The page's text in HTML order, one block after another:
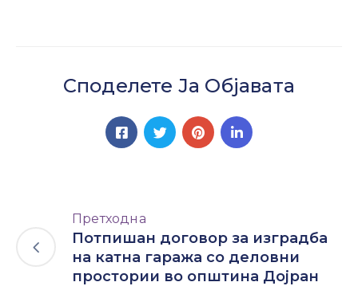
Споделете Ја Објавата
Претходна
Потпишан договор за изградба
на катна гаража со деловни
простории во општина Дојран